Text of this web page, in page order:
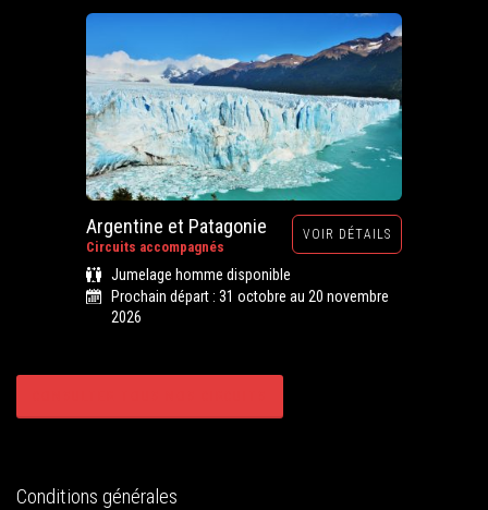
Argentine et Patagonie
Circuits accompagnés
VOIR DÉTAILS
Jumelage homme disponible
Prochain départ : 31 octobre au 20 novembre
2026
Conditions générales